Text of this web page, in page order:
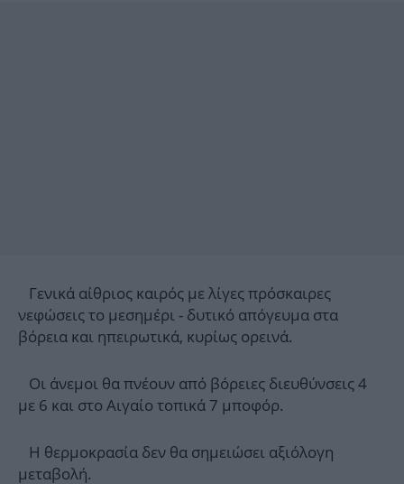
Γενικά αίθριος καιρός με λίγες πρόσκαιρες
νεφώσεις το μεσημέρι - δυτικό απόγευμα στα
βόρεια και ηπειρωτικά, κυρίως ορεινά.
Οι άνεμοι θα πνέουν από βόρειες διευθύνσεις 4
με 6 και στο Αιγαίο τοπικά 7 μποφόρ.
Η θερμοκρασία δεν θα σημειώσει αξιόλογη
μεταβολή.